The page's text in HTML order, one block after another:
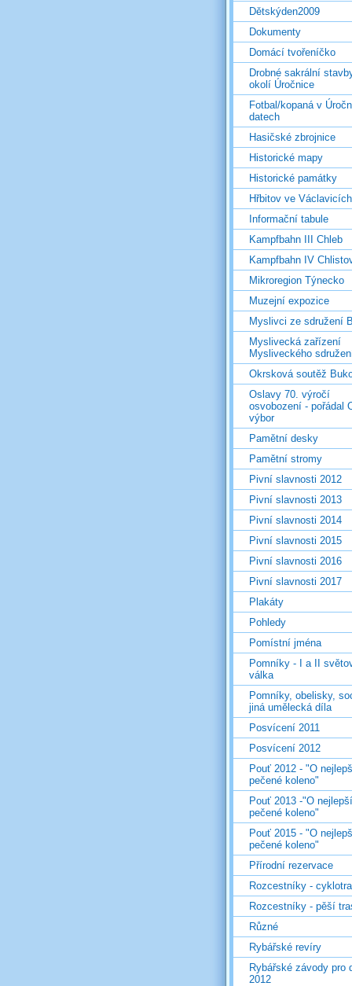
Dětskýden2009
Dokumenty
Domácí tvořeníčko
Drobné sakrální
okolí Úročnice
Fotbal/kopaná v
datech
Hasičské zbrojnice
Historické mapy
Historické památky
Hřbitov ve Václavicích
Informační tabule
Kampfbahn III Chleb
Kampfbahn IV
Mikroregion Týnecko
Muzejní expozice
Myslivci ze sdružení
Myslivecká zařízení
Mysliveckého
Okrsková soutěž
Oslavy 70. výročí
osvobození - pořádal
výbor
Pamětní desky
Pamětní stromy
Pivní slavnosti 2012
Pivní slavnosti 2013
Pivní slavnosti 2014
Pivní slavnosti 2015
Pivní slavnosti 2016
Pivní slavnosti 2017
Plakáty
Pohledy
Pomístní jména
Pomníky - I a II
válka
Pomníky, obelisky,
jiná umělecká díla
Posvícení 2011
Posvícení 2012
Pouť 2012 - "O
pečené koleno"
Pouť 2013 -"O nejlepší
pečené koleno"
Pouť 2015 - "O
pečené koleno"
Přírodní rezervace
Rozcestníky -
Rozcestníky - pěší
Různé
Rybářské revíry
Rybářské závody pro
2012